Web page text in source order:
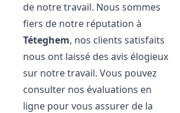
de notre travail. Nous sommes
fiers de notre réputation à
Téteghem, nos clients satisfaits
nous ont laissé des avis élogieux
sur notre travail. Vous pouvez
consulter nos évaluations en
ligne pour vous assurer de la